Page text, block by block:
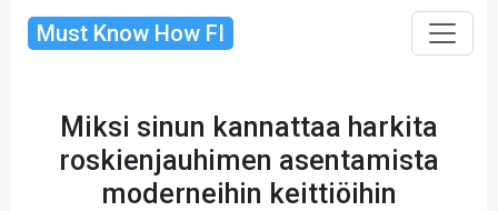
Must Know How FI
Miksi sinun kannattaa harkita
roskienjauhimen asentamista
moderneihin keittiöihin